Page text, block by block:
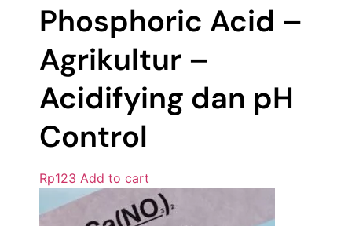
Phosphoric Acid –
Agrikultur –
Acidifying dan pH
Control
Rp123 Add to cart